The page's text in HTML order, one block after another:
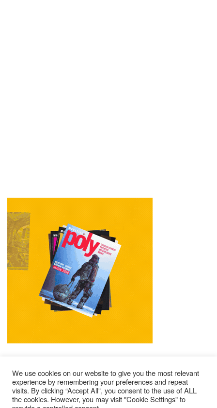
Mentions Légales Contacts
Où Trouver Poly ?
We use cookies on our website to give you the most relevant
experience by remembering your preferences and repeat
visits. By clicking “Accept All”, you consent to the use of ALL
the cookies. However, you may visit "Cookie Settings" to